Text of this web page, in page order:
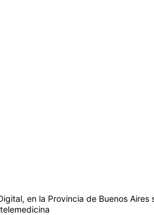
en la Provincia de Buenos